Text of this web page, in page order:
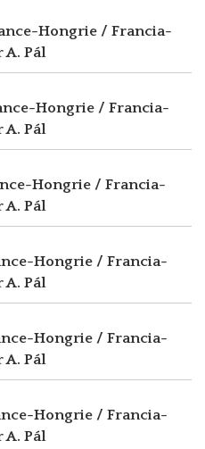
Hongrie / Francia-
A. Pál
Hongrie / Francia-
A. Pál
Hongrie / Francia-
A. Pál
Hongrie / Francia-
A. Pál
Hongrie / Francia-
A. Pál
Hongrie / Francia-
A. Pál